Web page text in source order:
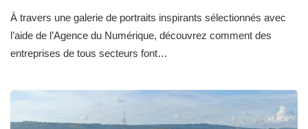
À travers une galerie de portraits inspirants sélectionnés avec
l’aide de l’Agence du Numérique, découvrez comment des
entreprises de tous secteurs font…